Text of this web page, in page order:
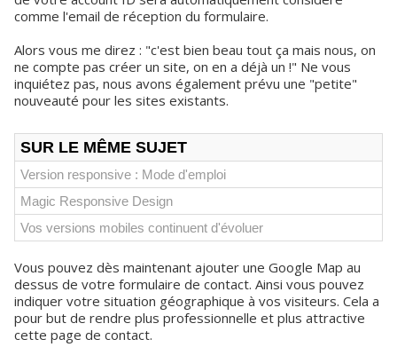
comme l'email de réception du formulaire.
Alors vous me direz : "c'est bien beau tout ça mais nous, on
ne compte pas créer un site, on en a déjà un !" Ne vous
inquiétez pas, nous avons également prévu une "petite"
nouveauté pour les sites existants.
SUR LE MÊME SUJET
Version responsive : Mode d'emploi
Magic Responsive Design
Vos versions mobiles continuent d'évoluer
Vous pouvez dès maintenant ajouter une Google Map au
dessus de votre formulaire de contact. Ainsi vous pouvez
indiquer votre situation géographique à vos visiteurs. Cela a
pour but de rendre plus professionnelle et plus attractive
cette page de contact.